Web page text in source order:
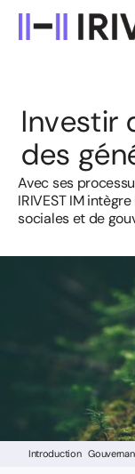
Investir
des gén
Avec ses
IRIVEST IM intègre
sociales et de
Introduction